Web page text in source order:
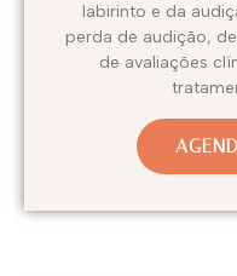
labirinto e da
perda de audição,
de avaliações